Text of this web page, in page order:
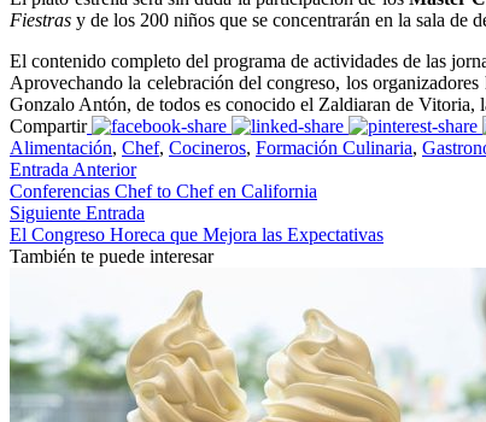
Fiestras y de los 200 niños que se concentrarán en la sala de
El contenido completo del programa de actividades de las
Aprovechando la celebración del congreso, los
Gonzalo Antón, de todos es conocido el Zaldiaran de
Compartir
Alimentación, Chef, Cocineros, Formación Culinaria,
Entrada Anterior
Conferencias Chef to Chef en California
Siguiente Entrada
El Congreso Horeca que Mejora las Expectativas
También te puede interesar